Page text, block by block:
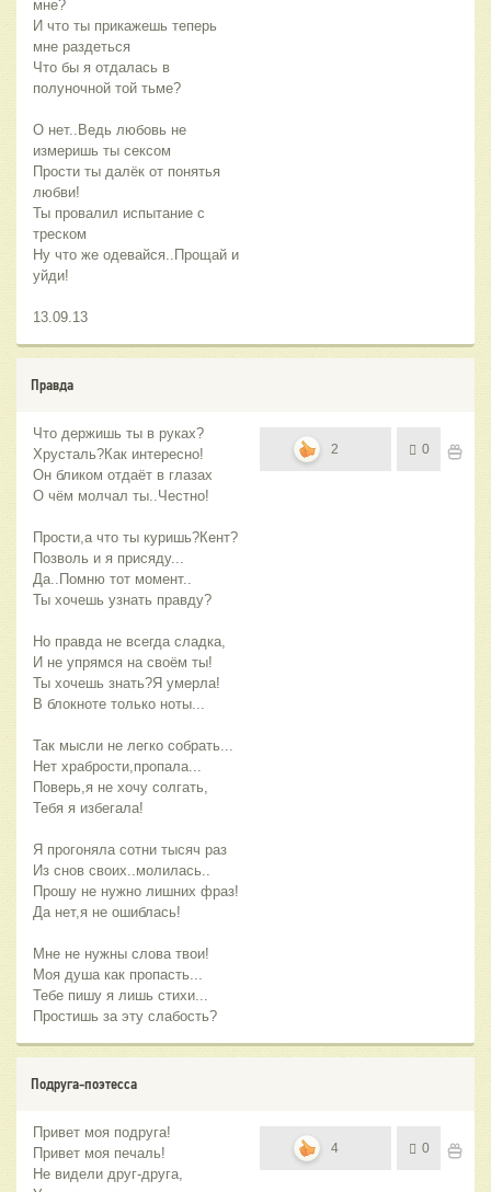
мне?
И что ты прикажешь теперь
мне раздеться
Что бы я отдалась в
полуночной той тьме?
О нет..Ведь любовь не
измеришь ты сексом
Прости ты далёк от понятья
любви!
Ты провалил испытание с
треском
Ну что же одевайся..Прощай и
уйди!
13.09.13
Правда
Что держишь ты в руках?
Хрусталь?Как интересно!
Он бликом отдаёт в глазах
О чём молчал ты..Честно!
Прости,а что ты куришь?Кент?
Позволь и я присяду...
Да..Помню тот момент..
Ты хочешь узнать правду?
Но правда не всегда сладка,
И не упрямся на своём ты!
Ты хочешь знать?Я умерла!
В блокноте только ноты...
Так мысли не легко собрать...
Нет храбрости,пропала...
Поверь,я не хочу солгать,
Тебя я избегала!
Я прогоняла сотни тысяч раз
Из снов своих..молилась..
Прошу не нужно лишних фраз!
Да нет,я не ошиблась!
Мне не нужны слова твои!
Моя душа как пропасть...
Тебе пишу я лишь стихи...
Простишь за эту слабость?
2 0
Подруга-поэтесса
Привет моя подруга!
Привет моя печаль!
Не видели друг-друга,
4 0